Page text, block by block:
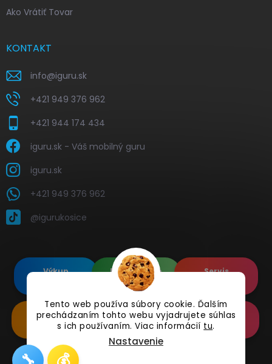
Tento web používa súbory cookie. Ďalším
prechádzaním tohto webu vyjadrujete súhlas
s ich používaním. Viac informácií tu.
Nastavenie
Ako Vrátiť Tovar
KONTAKT
info@iguru.sk
+421 949 376 962
+421 944 174 434
iguru.sk - Váš mobilný guru
iguru.sk
+421 949 376 962
@igurukosice
Výkup
Renovované
Apple's
Servis
Renovované
Samsung's
Doplnkové
Príslušenstvo
Online
Reklamácia